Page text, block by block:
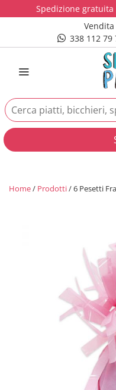
Spedizione
338 112 79
Home/ Prodotti/ 6 Pesetti